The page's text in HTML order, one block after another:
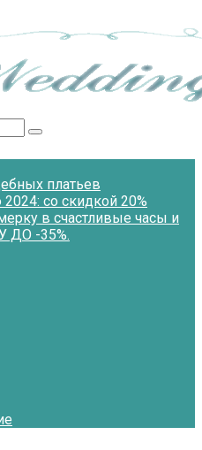
платьев
со скидкой 20%
в счастливые часы и
-35%.